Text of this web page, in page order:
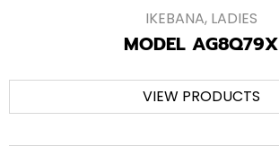
IKEBANA, LADIES
MODEL AG8Q79X
VIEW PRODUCTS